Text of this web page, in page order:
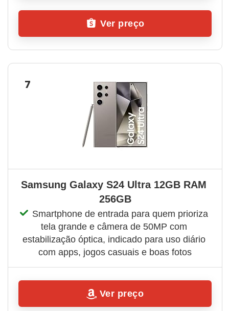
Ver preço
7
Samsung Galaxy S24 Ultra 12GB RAM
256GB
Smartphone de entrada para quem prioriza
tela grande e câmera de 50MP com
estabilização óptica, indicado para uso diário
com apps, jogos casuais e boas fotos
Ver preço